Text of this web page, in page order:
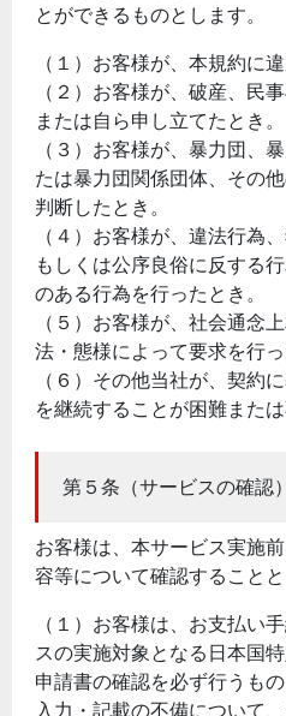
とができるものとします。
（１）お客様が、本規約に
（２）お客様が、破産、民
または自ら申し立てたとき。
（３）お客様が、暴力団、
たは暴力団関係団体、その
判断したとき。
（４）お客様が、違法行為
もしくは公序良俗に反する
のある行為を行ったとき。
（５）お客様が、社会通念
法・態様によって要求を行っ
（６）その他当社が、契約
を継続することが困難また
第５条（サービスの確認）
お客様は、本サービス実施
容等について確認することと
（１）お客様は、お支払い
スの実施対象となる日本国
申請書の確認を必ず行うも
入力・記載の不備について